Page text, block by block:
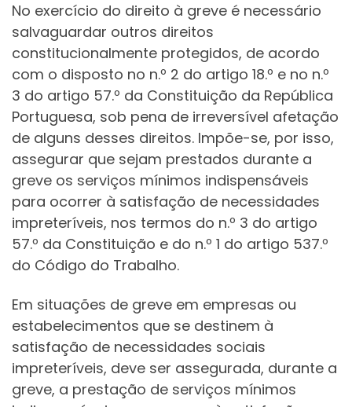
No exercício do direito à greve é necessário
salvaguardar outros direitos
constitucionalmente protegidos, de acordo
com o disposto no n.º 2 do artigo 18.º e no n.º
3 do artigo 57.º da Constituição da República
Portuguesa, sob pena de irreversível afetação
de alguns desses direitos. Impõe-se, por isso,
assegurar que sejam prestados durante a
greve os serviços mínimos indispensáveis
para ocorrer à satisfação de necessidades
impreteríveis, nos termos do n.º 3 do artigo
57.º da Constituição e do n.º 1 do artigo 537.º
do Código do Trabalho.
Em situações de greve em empresas ou
estabelecimentos que se destinem à
satisfação de necessidades sociais
impreteríveis, deve ser assegurada, durante a
greve, a prestação de serviços mínimos